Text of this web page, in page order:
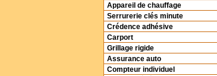
Appareil de chauffage
Serrurerie clés minute
Crédence adhésive
Carport
Grillage rigide
Assurance auto
Compteur individuel